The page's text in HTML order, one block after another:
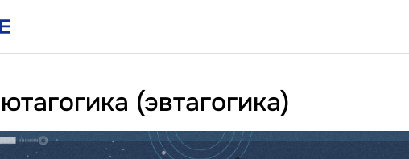
(эвтагогика)